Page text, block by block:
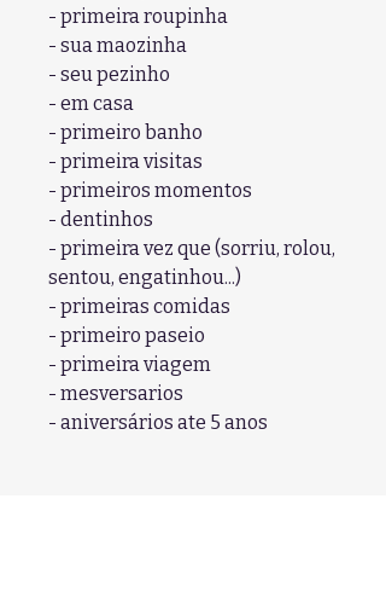
- primeira roupinha
- sua maozinha
- seu pezinho
- em casa
- primeiro banho
- primeira visitas
- primeiros momentos
- dentinhos
- primeira vez que (sorriu, rolou,
sentou, engatinhou...)
- primeiras comidas
- primeiro paseio
- primeira viagem
- mesversarios
- aniversários ate 5 anos